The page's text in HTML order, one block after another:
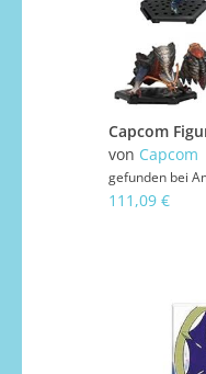
von Capcom
gefunden bei
111,09 €